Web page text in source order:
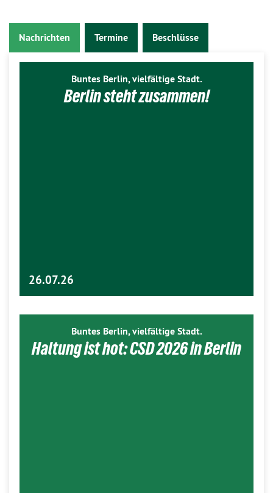
Nachrichten Termine Beschlüsse
Buntes Berlin, vielfältige Stadt.
Berlin steht zusammen!
26.07.26
Buntes Berlin, vielfältige Stadt.
Haltung ist hot: CSD 2026 in Berlin